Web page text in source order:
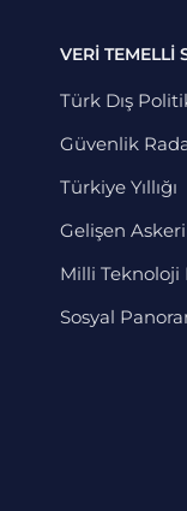
VERİ TEMELLİ
Türk Dış
Güvenlik
Türkiye Yıllığı
Gelişen
Milli Teknoloji
Sosyal